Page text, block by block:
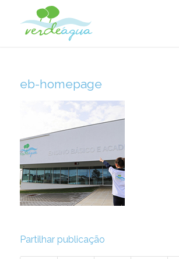
eb-homepage
Partilhar publicação